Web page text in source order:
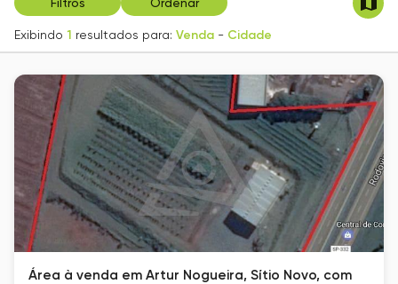
Filtros Ordenar
Exibindo 1 resultados para: Venda - Cidade
Área à venda em Artur Nogueira, Sítio Novo, com